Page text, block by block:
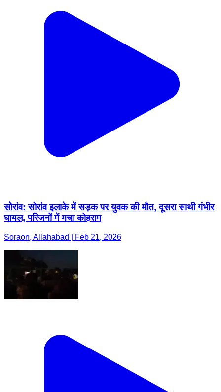
सोरांव: सोरांव इलाके में सड़क पर युवक की मौत, दूसरा साथी गंभीर
घायल, परिजनों में मचा कोहराम
Soraon, Allahabad | Feb 21, 2026